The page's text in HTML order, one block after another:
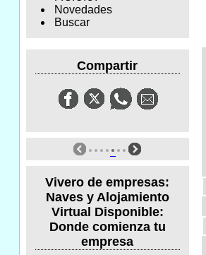
Novedades
Buscar
Compartir
Vivero de empresas:
Naves y Alojamiento
Virtual Disponible:
Donde comienza tu
empresa